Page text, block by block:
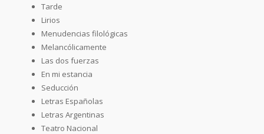
Tarde
Lirios
Menudencias filológicas
Melancólicamente
Las dos fuerzas
En mi estancia
Seducción
Letras Españolas
Letras Argentinas
Teatro Nacional